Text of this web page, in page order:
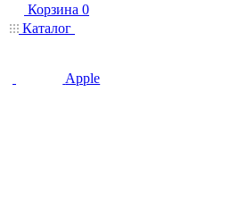
Корзина 0
Каталог
Apple